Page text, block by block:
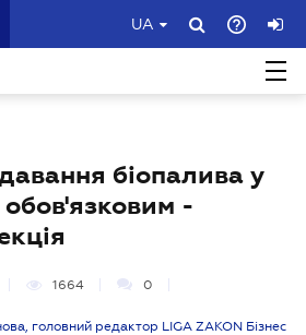
UA
біопалива у
обов'язковим -
1664 0
головний редактор LIGA ZAKON Бізнес